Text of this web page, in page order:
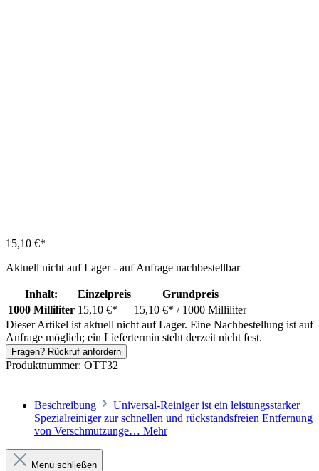
15,10 €*
Aktuell nicht auf Lager - auf Anfrage nachbestellbar
Inhalt: Einzelpreis
Grundpreis
1000 Milliliter 15,10 €* 15,10 €* / 1000 Milliliter
Dieser Artikel ist aktuell nicht auf Lager. Eine Nachbestellung ist auf
Anfrage möglich; ein Liefertermin steht derzeit nicht fest.
Fragen? Rückruf anfordern
Produktnummer: OTT32
Beschreibung
Universal-Reiniger ist ein leistungsstarker
Spezialreiniger zur schnellen und rückstandsfreien Entfernung
von Verschmutzunge… Mehr
Menü schließen